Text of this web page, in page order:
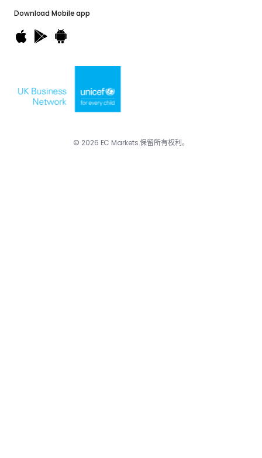
Download Mobile app
© 2026 EC Markets.保留所有权利。